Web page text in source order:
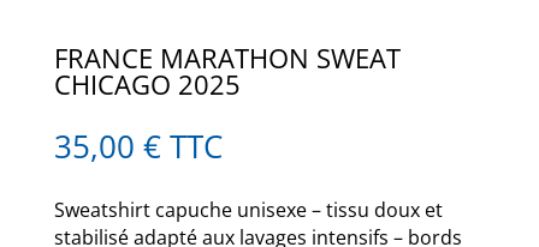
FRANCE MARATHON SWEAT
CHICAGO 2025
35,00 € TTC
Sweatshirt capuche unisexe – tissu doux et
stabilisé adapté aux lavages intensifs – bords